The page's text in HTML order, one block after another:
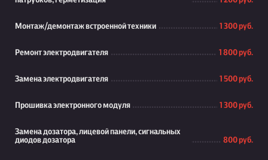
Монтаж/демонтаж встроенной техники 1 300 руб.
Ремонт электродвигателя 1 800 руб.
Замена электродвигателя 1 500 руб.
Прошивка электронного модуля 1 300 руб.
Замена дозатора, лицевой панели, сигнальных
диодов дозатора
800 руб.